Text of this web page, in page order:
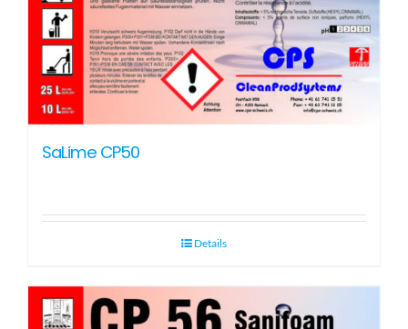
SaLime CP50
Details